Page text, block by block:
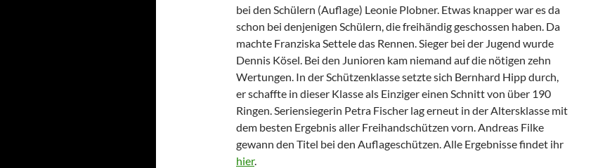
bei den Schülern (Auflage) Leonie Plobner. Etwas knapper war es da
schon bei denjenigen Schülern, die freihändig geschossen haben. Da
machte Franziska Settele das Rennen. Sieger bei der Jugend wurde
Dennis Kösel. Bei den Junioren kam niemand auf die nötigen zehn
Wertungen. In der Schützenklasse setzte sich Bernhard Hipp durch,
er schaffte in dieser Klasse als Einziger einen Schnitt von über 190
Ringen. Seriensiegerin Petra Fischer lag erneut in der Altersklasse mit
dem besten Ergebnis aller Freihandschützen vorn. Andreas Filke
gewann den Titel bei den Auflageschützen. Alle Ergebnisse findet ihr
hier.